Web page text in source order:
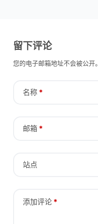
留下评论
您的电子邮箱地址不会被公开。
名称*
邮箱*
站点
添加评论*